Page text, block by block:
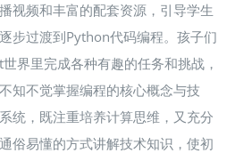
视频和丰富的配套资源，引导学生
步过渡到Python代码编程。孩子们
界里完成各种有趣的任务和挑战，
知不觉掌握编程的核心概念与技
统，既注重培养计算思维，又充分
俗易懂的方式讲解技术知识，使初